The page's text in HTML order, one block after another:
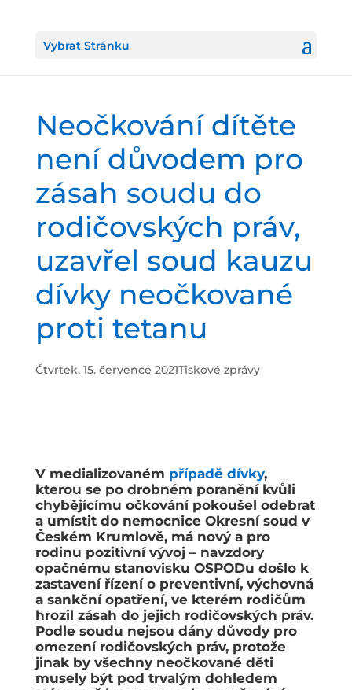
Vybrat Stránku
Neočkování dítěte
není důvodem pro
zásah soudu do
rodičovských práv,
uzavřel soud kauzu
dívky neočkované
proti tetanu
Čtvrtek, 15. července 2021Tiskové zprávy
V medializovaném případě dívky,
kterou se po drobném poranění kvůli
chybějícímu očkování pokoušel odebrat
a umístit do nemocnice Okresní soud v
Českém Krumlově, má nový a pro
rodinu pozitivní vývoj – navzdory
opačnému stanovisku OSPODu došlo k
zastavení řízení o preventivní, výchovná
a sankční opatření, ve kterém rodičům
hrozil zásah do jejich rodičovských práv.
Podle soudu nejsou dány důvody pro
omezení rodičovských práv, protože
jinak by všechny neočkované děti
musely být pod trvalým dohledem